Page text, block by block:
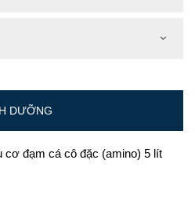
DƯỠNG
cơ đạm cá cô đặc (amino) 5 lít